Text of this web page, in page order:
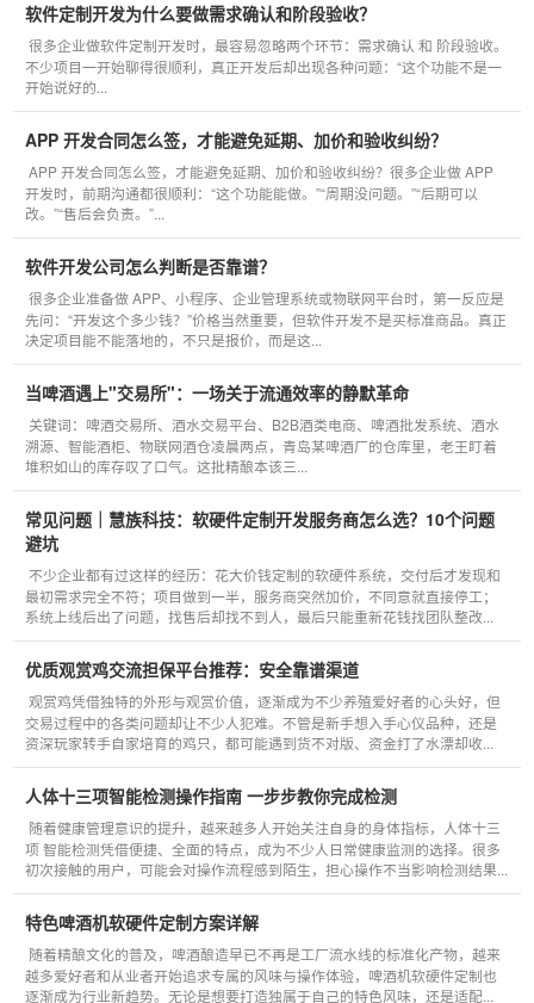
软件定制开发为什么要做需求确认和阶段验收？
很多企业做软件定制开发时，最容易忽略两个环节：需求确认 和 阶段验收。
不少项目一开始聊得很顺利，真正开发后却出现各种问题：“这个功能不是一
开始说好的...
APP 开发合同怎么签，才能避免延期、加价和验收纠纷？
APP 开发合同怎么签，才能避免延期、加价和验收纠纷？很多企业做 APP
开发时，前期沟通都很顺利：“这个功能能做。”“周期没问题。”“后期可以
改。”“售后会负责。”...
软件开发公司怎么判断是否靠谱？
很多企业准备做 APP、小程序、企业管理系统或物联网平台时，第一反应是
先问：“开发这个多少钱？”价格当然重要，但软件开发不是买标准商品。真正
决定项目能不能落地的，不只是报价，而是这...
当啤酒遇上"交易所"：一场关于流通效率的静默革命
关键词：啤酒交易所、酒水交易平台、B2B酒类电商、啤酒批发系统、酒水
溯源、智能酒柜、物联网酒仓凌晨两点，青岛某啤酒厂的仓库里，老王盯着
堆积如山的库存叹了口气。这批精酿本该三...
常见问题｜慧族科技：软硬件定制开发服务商怎么选？10个问题
避坑
不少企业都有过这样的经历：花大价钱定制的软硬件系统，交付后才发现和
最初需求完全不符；项目做到一半，服务商突然加价，不同意就直接停工；
系统上线后出了问题，找售后却找不到人，最后只能重新花钱找团队整改...
优质观赏鸡交流担保平台推荐：安全靠谱渠道
观赏鸡凭借独特的外形与观赏价值，逐渐成为不少养殖爱好者的心头好，但
交易过程中的各类问题却让不少人犯难。不管是新手想入手心仪品种，还是
资深玩家转手自家培育的鸡只，都可能遇到货不对版、资金打了水漂却收...
人体十三项智能检测操作指南 一步步教你完成检测
随着健康管理意识的提升，越来越多人开始关注自身的身体指标，人体十三
项 智能检测凭借便捷、全面的特点，成为不少人日常健康监测的选择。很多
初次接触的用户，可能会对操作流程感到陌生，担心操作不当影响检测结果...
特色啤酒机软硬件定制方案详解
随着精酿文化的普及，啤酒酿造早已不再是工厂流水线的标准化产物，越来
越多爱好者和从业者开始追求专属的风味与操作体验，啤酒机软硬件定制也
逐渐成为行业新趋势。无论是想要打造独属于自己的特色风味，还是适配...